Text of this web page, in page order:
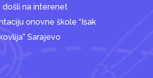
došli na interenet
onovne škole “Isak
Sarajevo